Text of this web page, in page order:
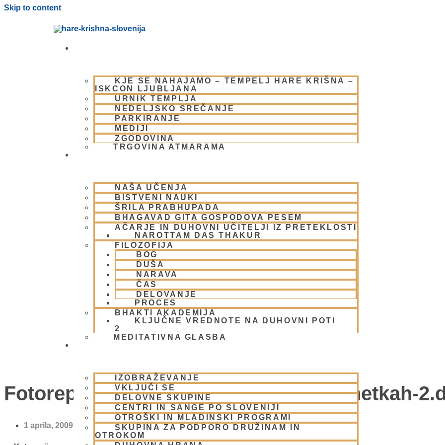
Skip to content
KJE SE NAHAJAMO – TEMPELJ HARE KRIŠNA –
ISKCON LJUBLJANA
URNIK TEMPLJA
NEDELJSKO SREČANJE
PARKIRANJE
MEDIJI
ZGODOVINA
TRGOVINA ATMARAMA
NAŠA UČENJA
BISTVENI NAUKI
ŠRILA PRABHUPADA
BHAGAVAD GITA GOSPODOVA PESEM
AČARJE IN DUHOVNI UČITELJI IZ PRETEKLOSTI
NAROTTAM DAS THAKUR
FILOZOFIJA
BOG
DUŠA
NARAVA
ČAS
DELOVANJE
PROCES
BHAKTI AKADEMIJA
KLJUČNE VREDNOTE NA DUHOVNI POTI
2
MEDITATIVNA GLASBA
IZOBRAŽEVANJE
VKLJUČI SE
DELOVNE SKUPINE
CENTRI IN SANGE PO SLOVENIJI
OTROŠKI IN MLADINSKI PROGRAMI
SKUPINA ZA PODPORO DRUŽINAM IN
OTROKOM
Fotoreportaža z maha-harinama v Benetkah-
1 aprila, 2009